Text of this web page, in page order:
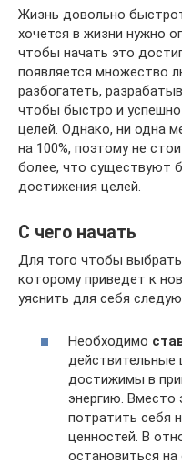
Жизнь довольно
хочется в жизни нужно
чтобы начать это
появляется множество
разбогатеть,
чтобы быстро и
целей. Однако, ни одна
на 100%, поэтому не
более, что существуют
достижения целей.
С чего начать
Для того чтобы выбрать
которому приведет к
уяснить для себя
Необходимо
действительные
достижимы в
энергию.
потратить себя
ценностей. В
остановиться